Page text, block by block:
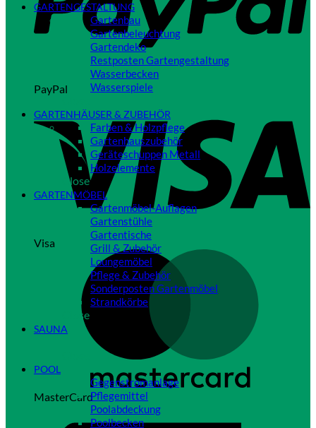
PayPal
Visa
MasterCard
GARTENGESTALTUNG
Gartenbau
Gartenbeleuchtung
Gartendeko
Restposten Gartengestaltung
Wasserbecken
Wasserspiele
GARTENHÄUSER & ZUBEHÖR
Farben & Holzpflege
Gartenhauszubehör
Geräteschuppen Metall
Holzelemente
Close
GARTENMÖBEL
Gartenmöbel-Auflagen
Gartenstühle
Gartentische
Grill & Zubehör
Loungemöbel
Pflege & Zubehör
Sonderposten Gartenmöbel
Strandkörbe
Close
SAUNA
POOL
Gegenstromanlage
Pflegemittel
Poolabdeckung
Poolbecken